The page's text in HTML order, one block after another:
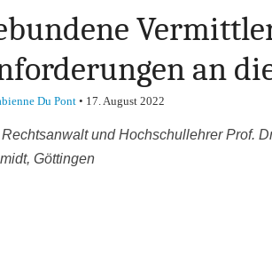
an
Du Pont• 17. August 2022
und Hochschullehrer Prof.
Göttingen